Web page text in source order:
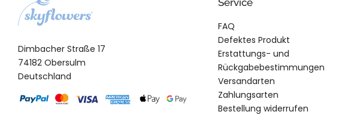
Dimbacher Straße 17
74182 Obersulm
Deutschland
FAQ
Defektes Produkt
Erstattungs- und
Rückgabebestimmungen
Versandarten
Zahlungsarten
Bestellung widerrufen